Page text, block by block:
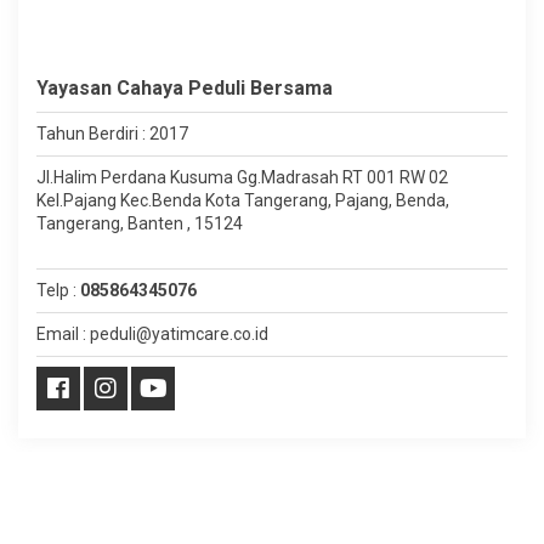
Yayasan Cahaya Peduli Bersama
Tahun Berdiri : 2017
Jl.Halim Perdana Kusuma Gg.Madrasah RT 001 RW 02
Kel.Pajang Kec.Benda Kota Tangerang, Pajang, Benda,
Tangerang, Banten , 15124
Telp : 085864345076
Email : peduli@yatimcare.co.id